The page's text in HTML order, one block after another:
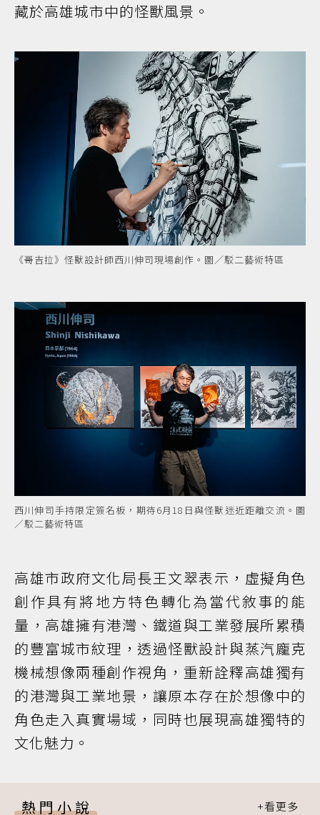
藏於高雄城市中的怪獸風景。
《哥吉拉》怪獸設計師西川伸司現場創作。圖／駁二藝術特區
西川伸司手持限定簽名板，期待6月18日與怪獸迷近距離交流。圖
／駁二藝術特區
高雄市政府文化局長王文翠表示，虛擬角色
創作具有將地方特色轉化為當代敘事的能
量，高雄擁有港灣、鐵道與工業發展所累積
的豐富城市紋理，透過怪獸設計與蒸汽龐克
機械想像兩種創作視角，重新詮釋高雄獨有
的港灣與工業地景，讓原本存在於想像中的
角色走入真實場域，同時也展現高雄獨特的
文化魅力。
熱門小說